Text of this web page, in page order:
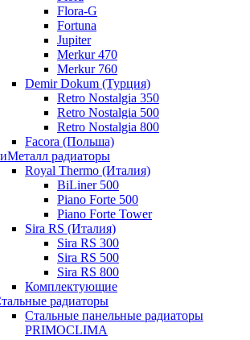
Flora-G
Fortuna
Jupiter
Merkur 470
Merkur 760
Demir Dokum (Турция)
Retro Nostalgia 350
Retro Nostalgia 500
Retro Nostalgia 800
Facora (Польша)
радиаторы
Royal Thermo (Италия)
BiLiner 500
Piano Forte 500
Piano Forte Tower
Sira RS (Италия)
Sira RS 300
Sira RS 500
Sira RS 800
Комплектующие
радиаторы
Стальные панельные радиаторы
PRIMOCLIMA